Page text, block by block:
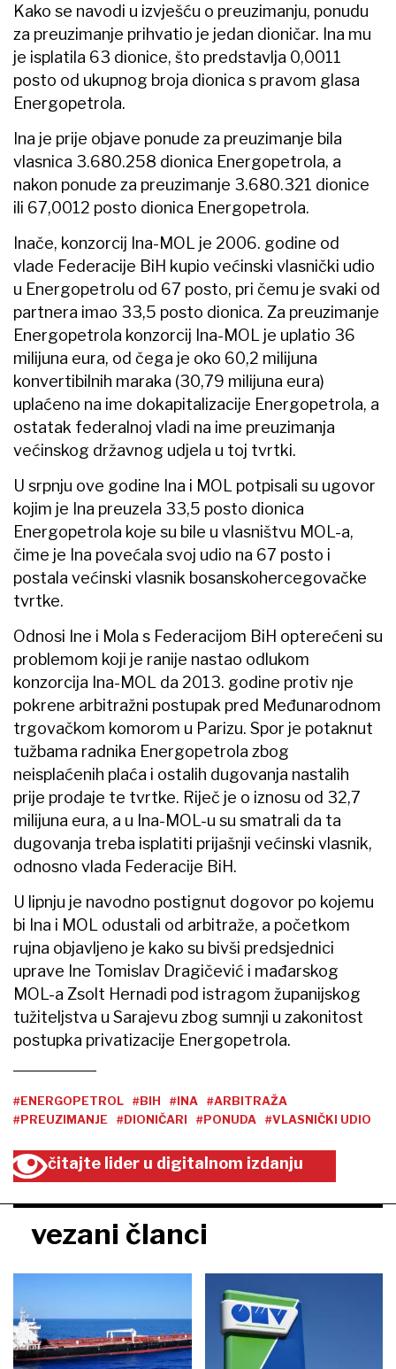
Kako se navodi u izvješću o preuzimanju, ponudu
za preuzimanje prihvatio je jedan dioničar. Ina mu
je isplatila 63 dionice, što predstavlja 0,0011
posto od ukupnog broja dionica s pravom glasa
Energopetrola.
Ina je prije objave ponude za preuzimanje bila
vlasnica 3.680.258 dionica Energopetrola, a
nakon ponude za preuzimanje 3.680.321 dionice
ili 67,0012 posto dionica Energopetrola.
Inače, konzorcij Ina-MOL je 2006. godine od
vlade Federacije BiH kupio većinski vlasnički udio
u Energopetrolu od 67 posto, pri čemu je svaki od
partnera imao 33,5 posto dionica. Za preuzimanje
Energopetrola konzorcij Ina-MOL je uplatio 36
milijuna eura, od čega je oko 60,2 milijuna
konvertibilnih maraka (30,79 milijuna eura)
uplaćeno na ime dokapitalizacije Energopetrola, a
ostatak federalnoj vladi na ime preuzimanja
većinskog državnog udjela u toj tvrtki.
U srpnju ove godine Ina i MOL potpisali su ugovor
kojim je Ina preuzela 33,5 posto dionica
Energopetrola koje su bile u vlasništvu MOL-a,
čime je Ina povećala svoj udio na 67 posto i
postala većinski vlasnik bosanskohercegovačke
tvrtke.
Odnosi Ine i Mola s Federacijom BiH opterećeni su
problemom koji je ranije nastao odlukom
konzorcija Ina-MOL da 2013. godine protiv nje
pokrene arbitražni postupak pred Međunarodnom
trgovačkom komorom u Parizu. Spor je potaknut
tužbama radnika Energopetrola zbog
neisplaćenih plaća i ostalih dugovanja nastalih
prije prodaje te tvrtke. Riječ je o iznosu od 32,7
milijuna eura, a u Ina-MOL-u su smatrali da ta
dugovanja treba isplatiti prijašnji većinski vlasnik,
odnosno vlada Federacije BiH.
U lipnju je navodno postignut dogovor po kojemu
bi Ina i MOL odustali od arbitraže, a početkom
rujna objavljeno je kako su bivši predsjednici
uprave Ine Tomislav Dragičević i mađarskog
MOL-a Zsolt Hernadi pod istragom županijskog
tužiteljstva u Sarajevu zbog sumnji u zakonitost
postupka privatizacije Energopetrola.
#ENERGOPETROL #BIH #INA
#ARBITRAŽA
#PREUZIMANJE
#DIONIČARI #PONUDA #VLASNIČKI UDIO
čitajte lider u digitalnom izdanju
vezani članci